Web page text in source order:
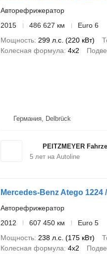
Авторефрижератор
2015
486 627 км
Euro 6
Мощность 299 л.с. (220 кВт)
Колесная формула 4x2
Германия, Delbrück
PEITZMEYER
5лет на Autoline
Mercedes-Benz Atego
Авторефрижератор
2012
607 450 км
Euro 5
Мощность 238 л.с. (175 кВт)
Колесная формула 4x2